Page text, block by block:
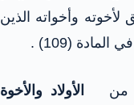
وأخواته الذين
(109) .
من
الأولاد والأخوة